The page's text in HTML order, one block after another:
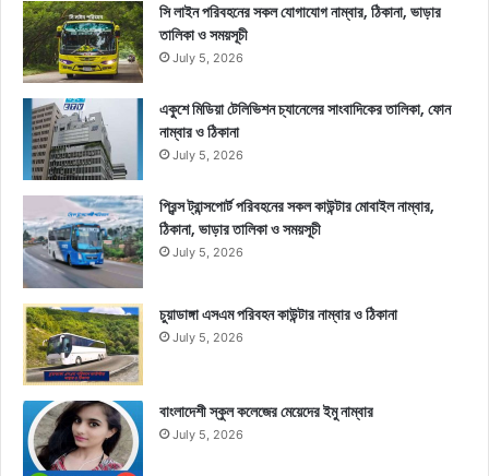
সি লাইন পরিবহনের সকল যোগাযোগ নাম্বার, ঠিকানা, ভাড়ার
তালিকা ও সময়সূচী
July 5, 2026
একুশে মিডিয়া টেলিভিশন চ্যানেলের সাংবাদিকের তালিকা, ফোন
নাম্বার ও ঠিকানা
July 5, 2026
প্রিন্স ট্রান্সপোর্ট পরিবহনের সকল কাউন্টার মোবাইল নাম্বার,
ঠিকানা, ভাড়ার তালিকা ও সময়সূচী
July 5, 2026
চুয়াডাঙ্গা এসএম পরিবহন কাউন্টার নাম্বার ও ঠিকানা
July 5, 2026
বাংলাদেশী স্কুল কলেজের মেয়েদের ইমু নাম্বার
July 5, 2026